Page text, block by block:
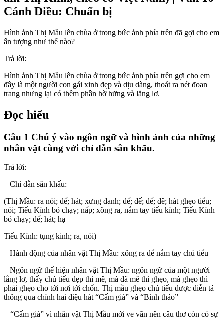
Cánh Diều: Chuẩn bị
Hình ảnh Thị Mầu lên chùa ở trong bức ảnh phía trên đã gợi cho em
ấn tượng như thế nào?
Trả lời:
Hình ảnh Thị Mầu lên chùa ở trong bức ảnh phía trên gợi cho em
đây là một người con gái xinh đẹp và dịu dàng, thoát ra nét đoan
trang nhưng lại có thêm phần hờ hững và lẳng lơ.
Đọc hiểu
Câu 1 Chú ý vào ngôn ngữ và hình ảnh của những
nhân vật cùng với chỉ dẫn sân khấu.
Trả lời:
– Chỉ dẫn sân khấu:
(Thị Mầu: ra nói; đế; hát; xưng danh; đế; đế; đế; đê; hát ghẹo tiểu;
nói; Tiểu Kính bỏ chạy; nấp; xông ra, nắm tay tiểu kính; Tiểu Kính
bỏ chạy; đế; hát; hạ
Tiểu Kính: tụng kinh; ra, nói)
– Hành động của nhân vật Thị Mầu: xông ra để nắm tay chú tiểu
– Ngôn ngữ thể hiện nhân vật Thị Mầu: ngôn ngữ của một người
lẳng lơ, thấy chú tiểu đẹp thì mê, mà đã mê thì ghẹo, mà ghẹo thì
phải ghẹo cho tới nơi tới chốn. Thị mầu ghẹo chú tiểu được diễn tả
thông qua chính hai điệu hát “Cấm giá” và “Bình thảo”
+ “Cấm giá” vì nhân vật Thị Mầu mới ve vãn nên câu thơ còn có sự